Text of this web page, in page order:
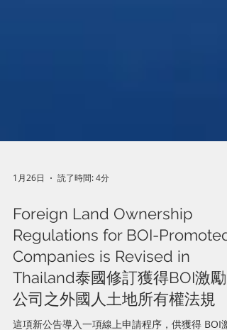
1月26日 読了時間: 4分
Foreign Land Ownership
Regulations for BOI-Promoted
Companies is Revised in
Thailand泰國修訂獲得BOI激勵